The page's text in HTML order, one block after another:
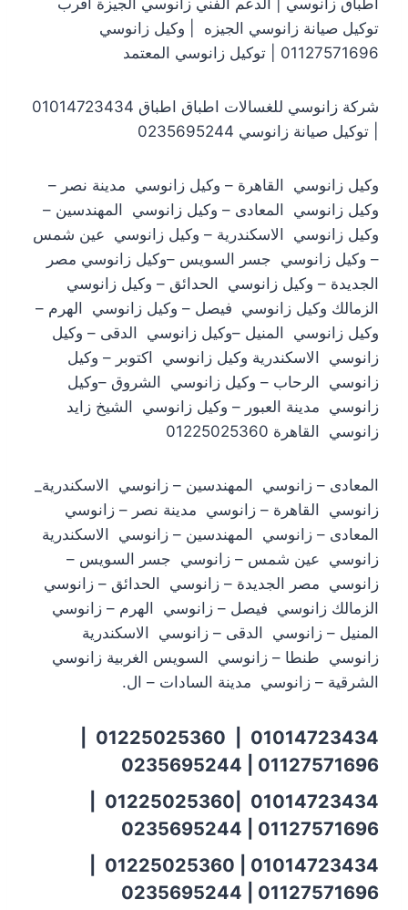
اطباق زانوسي | الدعم الفني زانوسي الجيزة اقرب
توكيل صيانة زانوسي الجيزه | وكيل زانوسي
01127571696 | توكيل زانوسي المعتمد
شركة زانوسي للغسالات اطباق اطباق 01014723434
| توكيل صيانة زانوسي 0235695244
وكيل زانوسي القاهرة – وكيل زانوسي مدينة نصر –
وكيل زانوسي المعادى – وكيل زانوسي المهندسين –
وكيل زانوسي الاسكندرية – وكيل زانوسي عين شمس
– وكيل زانوسي جسر السويس –وكيل زانوسي مصر
الجديدة – وكيل زانوسي الحدائق – وكيل زانوسي
الزمالك وكيل زانوسي فيصل – وكيل زانوسي الهرم –
وكيل زانوسي المنيل –وكيل زانوسي الدقى – وكيل
زانوسي الاسكندرية وكيل زانوسي اكتوبر – وكيل
زانوسي الرحاب – وكيل زانوسي الشروق –وكيل
زانوسي مدينة العبور – وكيل زانوسي الشيخ زايد
زانوسي القاهرة 01225025360
المعادى – زانوسي المهندسين – زانوسي الاسكندرية_
زانوسي القاهرة – زانوسي مدينة نصر – زانوسي
المعادى – زانوسي المهندسين – زانوسي الاسكندرية
زانوسي عين شمس – زانوسي جسر السويس –
زانوسي مصر الجديدة – زانوسي الحدائق – زانوسي
الزمالك زانوسي فيصل – زانوسي الهرم – زانوسي
المنيل – زانوسي الدقى – زانوسي الاسكندرية
زانوسي طنطا – زانوسي السويس الغربية زانوسي
الشرقية – زانوسي مدينة السادات – ال.
01127571696 | 0235695244
01127571696 | 0235695244
01127571696 | 0235695244